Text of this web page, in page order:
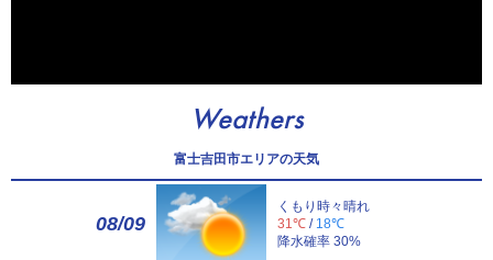
Weathers
富士吉田市エリアの天気
08/09
くもり時々晴れ
31℃ / 18℃
降水確率 30%